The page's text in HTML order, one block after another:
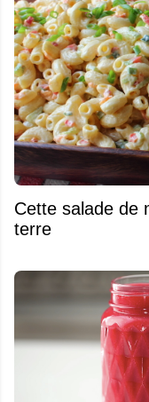
Cette salade de
terre